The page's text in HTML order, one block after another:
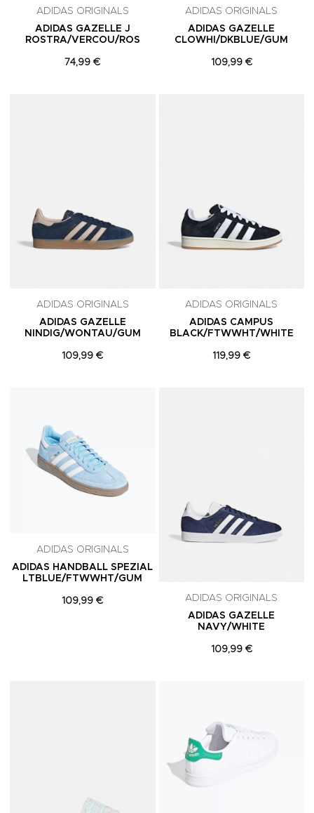
ADIDAS ORIGINALS
ADIDAS GAZELLE J
ROSTRA/VERCOU/ROS
74,99 €
ADIDAS ORIGINALS
ADIDAS GAZELLE
CLOWHI/DKBLUE/GUM
109,99 €
ADIDAS ORIGINALS
ADIDAS GAZELLE
NINDIG/WONTAU/GUM
109,99 €
ADIDAS ORIGINALS
ADIDAS CAMPUS
BLACK/FTWWHT/WHITE
119,99 €
ADIDAS ORIGINALS
ADIDAS HANDBALL SPEZIAL
LTBLUE/FTWWHT/GUM
109,99 €
ADIDAS ORIGINALS
ADIDAS GAZELLE
NAVY/WHITE
109,99 €